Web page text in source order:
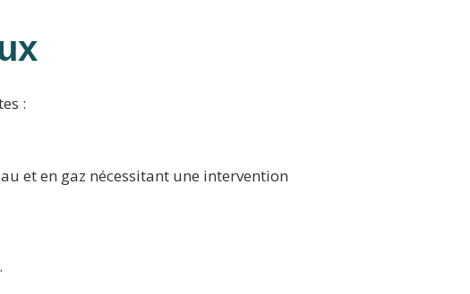
:
et en gaz nécessitant une intervention